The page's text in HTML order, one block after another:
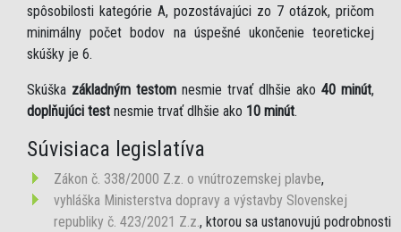
spôsobilosti kategórie A, pozostávajúci zo 7 otázok, pričom
minimálny počet bodov na úspešné ukončenie teoretickej
skúšky je 6.
Skúška základným testom nesmie trvať dlhšie ako 40 minút,
doplňujúci test nesmie trvať dlhšie ako 10 minút.
Súvisiaca legislatíva
Zákon č. 338/2000 Z.z. o vnútrozemskej plavbe,
vyhláška Ministerstva dopravy a výstavby Slovenskej
republiky č. 423/2021 Z.z., ktorou sa ustanovujú podrobnosti